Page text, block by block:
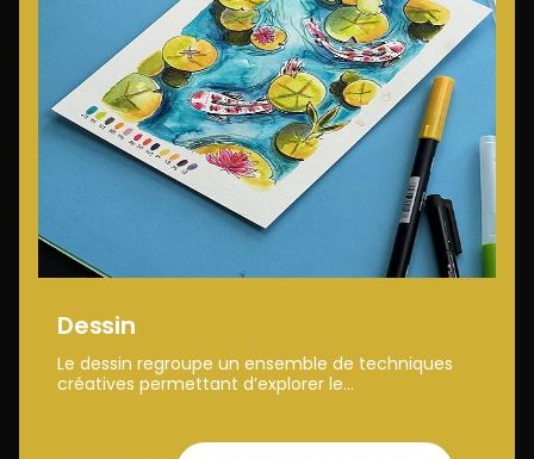
Dessin
Le dessin regroupe un ensemble de techniques
créatives permettant d’explorer le...